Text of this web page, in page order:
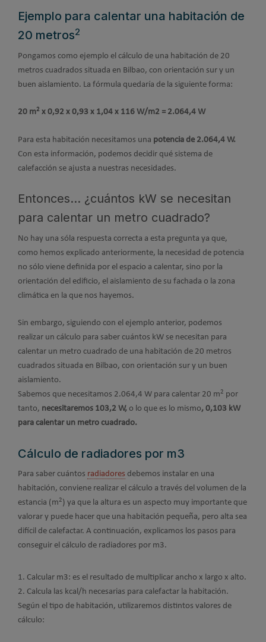
Ejemplo para calentar una habitación de
20 metros2
Pongamos como ejemplo el cálculo de una habitación de 20
metros cuadrados situada en Bilbao, con orientación sur y un
buen aislamiento. La fórmula quedaría de la siguiente forma:
20 m2 x 0,92 x 0,93 x 1,04 x 116 W/m2 = 2.064,4 W
Para esta habitación necesitamos una potencia de 2.064,4 W.
Con esta información, podemos decidir qué sistema de
calefacción se ajusta a nuestras necesidades.
Entonces... ¿cuántos kW se necesitan
para calentar un metro cuadrado?
No hay una sóla respuesta correcta a esta pregunta ya que,
como hemos explicado anteriormente, la necesidad de potencia
no sólo viene definida por el espacio a calentar, sino por la
orientación del edificio, el aislamiento de su fachada o la zona
climática en la que nos hayemos.
Sin embargo, siguiendo con el ejemplo anterior, podemos
realizar un cálculo para saber cuántos kW se necesitan para
calentar un metro cuadrado de una habitación de 20 metros
cuadrados situada en Bilbao, con orientación sur y un buen
aislamiento.
Sabemos que necesitamos 2.064,4 W para calentar 20 m2 por
tanto, necesitaremos 103,2 W, o lo que es lo mismo, 0,103 kW
para calentar un metro cuadrado.
Cálculo de radiadores por m3
Para saber cuántos radiadores debemos instalar en una
habitación, conviene realizar el cálculo a través del volumen de la
estancia (m2) ya que la altura es un aspecto muy importante que
valorar y puede hacer que una habitación pequeña, pero alta sea
difícil de calefactar. A continuación, explicamos los pasos para
conseguir el cálculo de radiadores por m3.
Calcular m3: es el resultado de multiplicar ancho x largo x alto.
Calcula las kcal/h necesarias para calefactar la habitación.
Según el tipo de habitación, utilizaremos distintos valores de
cálculo: